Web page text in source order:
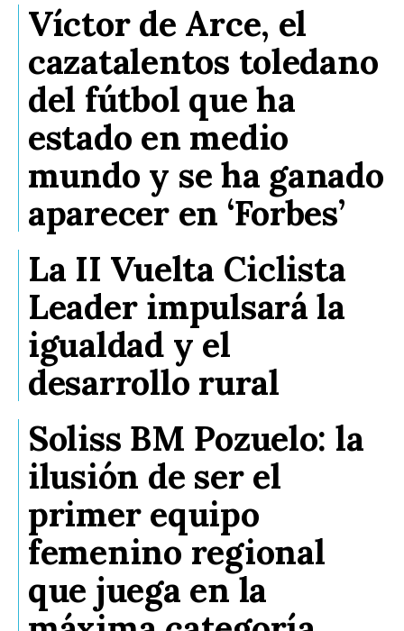
Víctor de Arce, el
cazatalentos toledano
del fútbol que ha
estado en medio
mundo y se ha ganado
aparecer en ‘Forbes’
La II Vuelta Ciclista
Leader impulsará la
igualdad y el
desarrollo rural
Soliss BM Pozuelo: la
ilusión de ser el
primer equipo
femenino regional
que juega en la